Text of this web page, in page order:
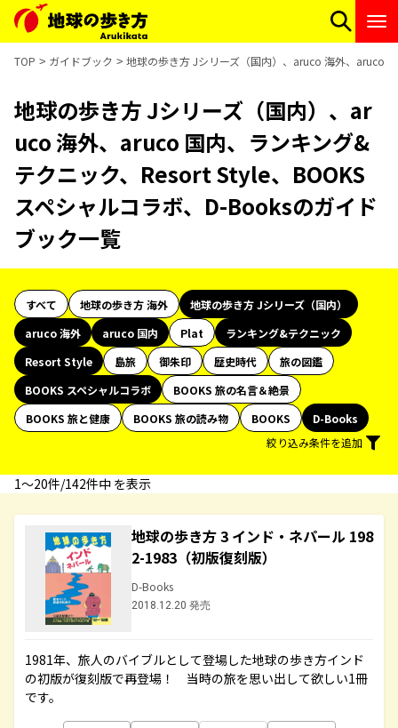
TOP ガイドブック 地球の歩き方 Jシリーズ（国内）、aruco 海外、aruco
地球の歩き方 Jシリーズ（国内）、ar
uco 海外、aruco 国内、ランキング&
テクニック、Resort Style、BOOKS
スペシャルコラボ、D-Booksのガイド
ブック一覧
すべて 地球の歩き方 海外
地球の歩き方 Jシリーズ（国内）
aruco 海外
aruco 国内 Plat
ランキング&テクニック
Resort Style
島旅 御朱印 歴史時代
旅の図鑑
BOOKS スペシャルコラボ
BOOKS 旅の名言＆絶景
BOOKS 旅と健康
BOOKS 旅の読み物 BOOKS
D-Books
絞り込み条件を追加
1〜20件/142件中 を表示
地球の歩き方 3 インド・ネパール 198
2-1983（初版復刻版）
D-Books
2018.12.20 発売
1981年、旅人のバイブルとして登場した地球の歩き方インド
の初版が復刻版で再登場！ 当時の旅を思い出して欲しい1冊
です。